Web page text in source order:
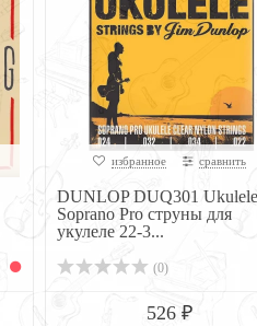
избранное сравнить
DUNLOP DUQ301 Ukulele
Soprano Pro струны для
укулеле 22-3...
(0)
526 ₽